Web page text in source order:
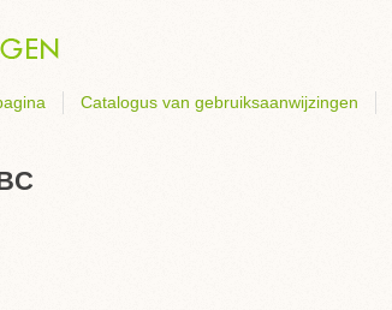
Catalogus van gebruiksaanwijzingen